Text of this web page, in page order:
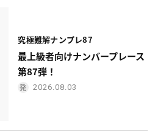
究極難解ナンプレ87
最上級者向けナンバープレース
第87弾！
2026.08.03